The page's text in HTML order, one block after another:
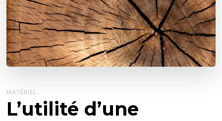
MATÉRIEL
L’utilité d’une